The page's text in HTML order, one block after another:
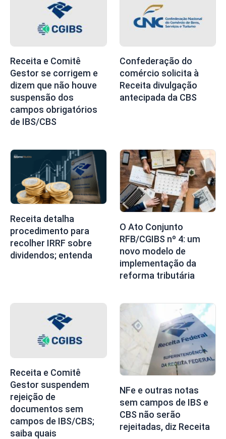
Receita e Comitê
Gestor se corrigem e
dizem que não houve
suspensão dos
campos obrigatórios
de IBS/CBS
Confederação do
comércio solicita à
Receita divulgação
antecipada da CBS
Receita detalha
procedimento para
recolher IRRF sobre
dividendos; entenda
O Ato Conjunto
RFB/CGIBS nº 4: um
novo modelo de
implementação da
reforma tributária
Receita e Comitê
Gestor suspendem
rejeição de
documentos sem
campos de IBS/CBS;
saiba quais
NFe e outras notas
sem campos de IBS e
CBS não serão
rejeitadas, diz Receita